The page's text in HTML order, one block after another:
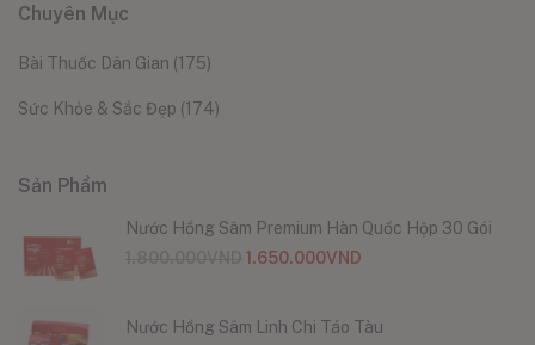
Chuyên Mục
Bài Thuốc Dân Gian (175)
Sức Khỏe & Sắc Đẹp (174)
Sản Phẩm
Nước Hồng Sâm Premium Hàn Quốc Hộp 30 Gói
1.650.000VND
Nước Hồng Sâm Linh Chi Táo Tàu